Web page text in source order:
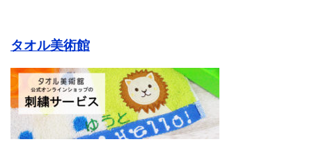
タオル美術館